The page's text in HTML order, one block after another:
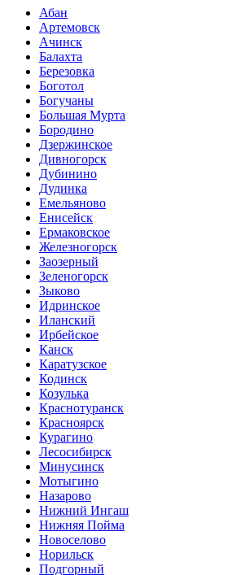
Абан
Артемовск
Ачинск
Балахта
Березовка
Боготол
Богучаны
Большая Мурта
Бородино
Дзержинское
Дивногорск
Дубинино
Дудинка
Емельяново
Енисейск
Ермаковское
Железногорск
Заозерный
Зеленогорск
Зыково
Идринское
Иланский
Ирбейское
Канск
Каратузское
Кодинск
Козулька
Краснотуранск
Красноярск
Курагино
Лесосибирск
Минусинск
Мотыгино
Назарово
Нижний Ингаш
Нижняя Пойма
Новоселово
Норильск
Подгорный